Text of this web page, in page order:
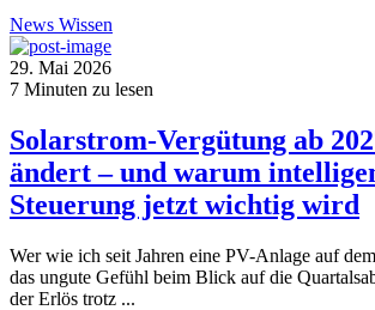
News Wissen
29. Mai 2026
7 Minuten zu lesen
Solarstrom-Vergütung ab
ändert – und warum
Steuerung jetzt wichtig wird
Wer wie ich seit Jahren eine PV-Anlage auf
das ungute Gefühl beim Blick auf die
der Erlös trotz ...